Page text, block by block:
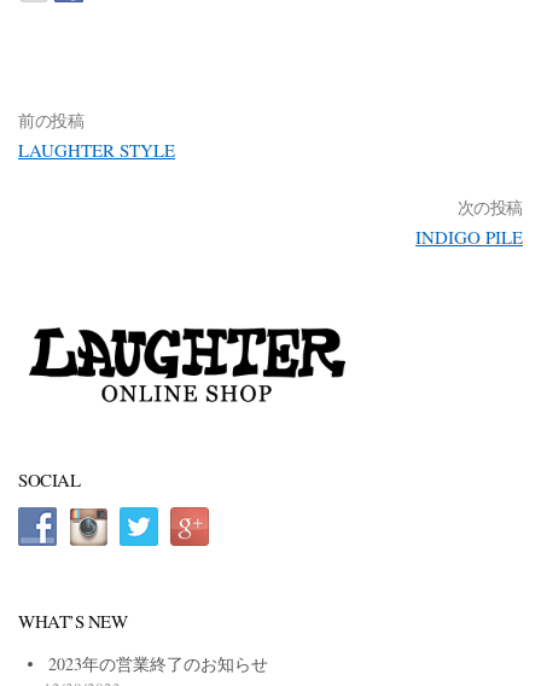
前の投稿
LAUGHTER STYLE
次の投稿
INDIGO PILE
SOCIAL
WHAT’S NEW
2023年の営業終了のお知らせ